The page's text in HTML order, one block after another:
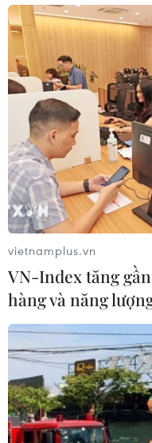
vietnamplus.vn
VN-Index tăng
hàng và năng